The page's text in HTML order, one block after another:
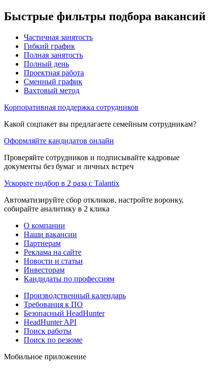
Быстрые фильтры подбора вакансий
Частичная занятость
Гибкий график
Полная занятость
Полный день
Проектная работа
Сменный график
Вахтовый метод
Корпоративная поддержка сотрудников
Какой соцпакет вы предлагаете семейным сотрудникам?
Оформляйте кандидатов онлайн
Проверяйте сотрудников и подписывайте кадровые
документы без бумаг и личных встреч
Ускорьте подбор в 2 раза с Talantix
Автоматизируйте сбор откликов, настройте воронку,
собирайте аналитику в 2 клика
О компании
Наши вакансии
Партнерам
Реклама на сайте
Новости и статьи
Инвесторам
Кандидаты по профессиям
Производственный календарь
Требования к ПО
Безопасный HeadHunter
HeadHunter API
Поиск работы
Поиск по резюме
Мобильное приложение